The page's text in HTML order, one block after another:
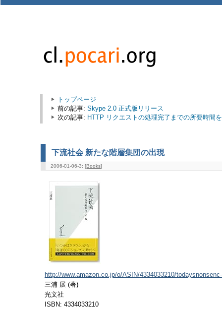
トップページ
前の記事: Skype 2.0 正式版リリース
次の記事: HTTP リクエストの処理完了までの所要時間
下流社会 新たな階層集団の出現
2006-01-06-3: [Books]
http://www.amazon.co.jp/o/ASIN/4334033210/
三浦 展 (著)
光文社
ISBN: 4334033210